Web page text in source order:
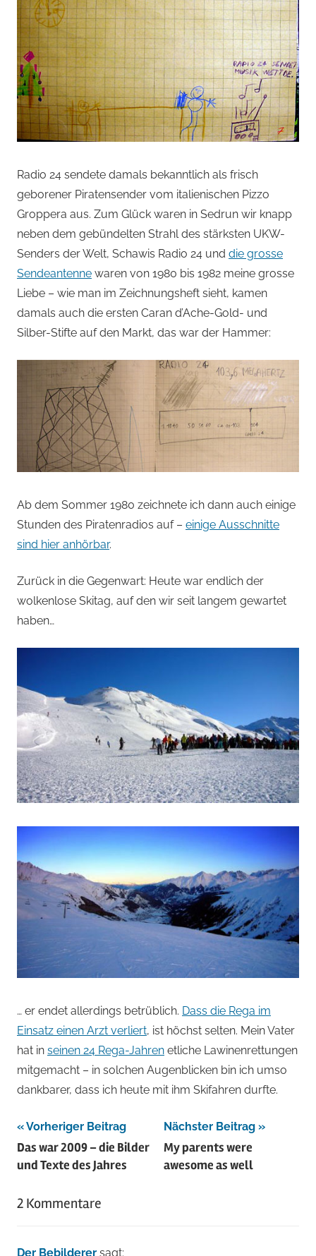
Radio 24 sendete damals bekanntlich als frisch
geborener Piratensender vom italienischen Pizzo
Groppera aus. Zum Glück waren in Sedrun wir knapp
neben dem gebündelten Strahl des stärksten UKW-
Senders der Welt, Schawis Radio 24 und die grosse
Sendeantenne waren von 1980 bis 1982 meine grosse
Liebe – wie man im Zeichnungsheft sieht, kamen
damals auch die ersten Caran d’Ache-Gold- und
Silber-Stifte auf den Markt, das war der Hammer:
Ab dem Sommer 1980 zeichnete ich dann auch einige
Stunden des Piratenradios auf – einige Ausschnitte
sind hier anhörbar.
Zurück in die Gegenwart: Heute war endlich der
wolkenlose Skitag, auf den wir seit langem gewartet
haben…
… er endet allerdings betrüblich. Dass die Rega im
Einsatz einen Arzt verliert, ist höchst selten. Mein Vater
hat in seinen 24 Rega-Jahren etliche Lawinenrettungen
mitgemacht – in solchen Augenblicken bin ich umso
dankbarer, dass ich heute mit ihm Skifahren durfte.
Beitragsnavigation
Vorheriger Beitrag
Das war 2009 – die Bilder
und Texte des Jahres
Nächster Beitrag
My parents were
awesome as well
2 Kommentare
Der Bebilderer sagt: